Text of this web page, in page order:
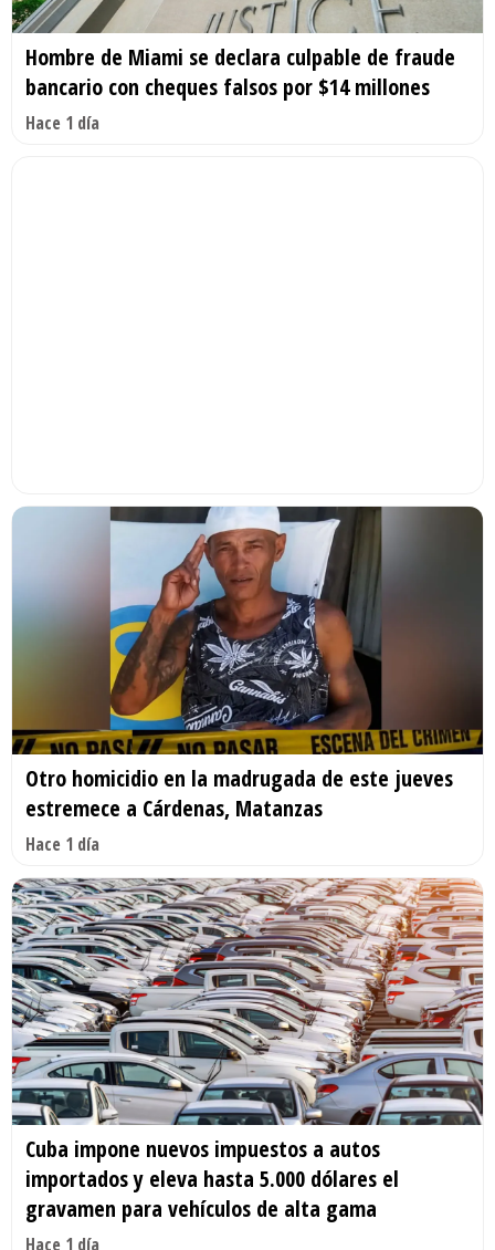
Hombre de Miami se declara culpable de fraude
bancario con cheques falsos por $14 millones
Hace 1 día
Otro homicidio en la madrugada de este jueves
estremece a Cárdenas, Matanzas
Hace 1 día
Cuba impone nuevos impuestos a autos
importados y eleva hasta 5.000 dólares el
gravamen para vehículos de alta gama
Hace 1 día